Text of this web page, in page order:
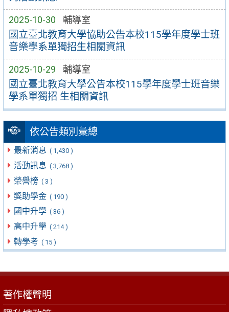
2025-10-30 輔導室
國立臺北教育大學協助公告本校115學年度學士班
音樂學系單獨招生相關資訊
2025-10-29 輔導室
國立臺北教育大學公告本校115學年度學士班音樂
學系單獨招 生相關資訊
依公告類別彙總
最新消息 ( 1,430 )
活動訊息 ( 3,768 )
榮譽榜 ( 3 )
獎助學金 ( 190 )
國中升學 ( 36 )
高中升學 ( 214 )
轉學考 ( 15 )
著作權聲明